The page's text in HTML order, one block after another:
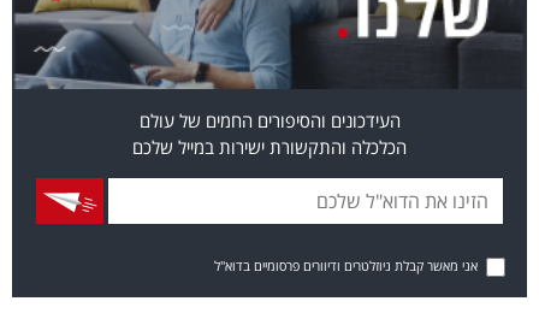
העידכונים והסיפורים החמים של עולם
הכלכלה והתקשורת ישירות במייל שלכם
אני מאשר קבלת ניוזלטרים ודיוורים פרסומיים בדוא"ל